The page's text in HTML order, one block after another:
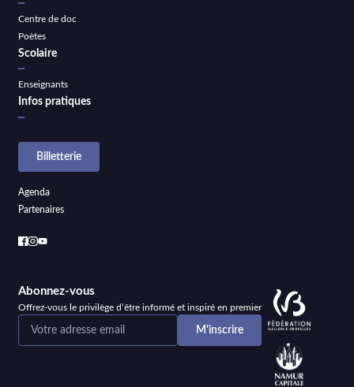
Centre de doc
Poètes
Scolaire
Enseignants
Infos pratiques
Billetterie
Agenda
Partenaires
Abonnez-vous
Offrez-vous le privilège d’être informé et inspiré en premier